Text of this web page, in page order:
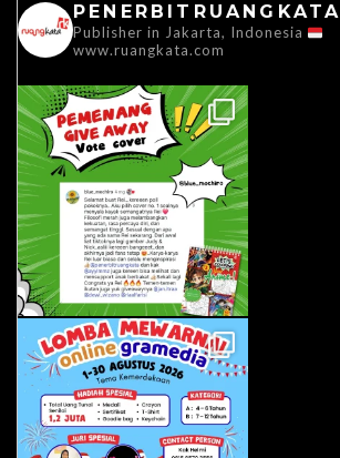
PENERBITRUANGKATA
Publisher in Jakarta, Indonesia
www.ruangkata.com